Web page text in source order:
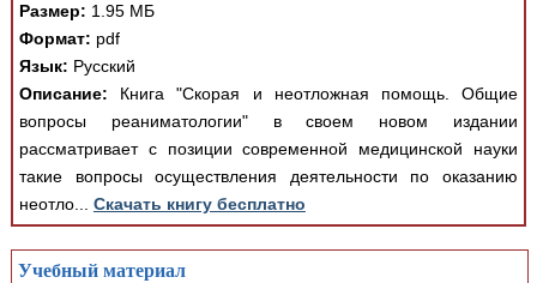
Размер: 1.95 МБ
Формат: pdf
Язык: Русский
Описание: Книга "Скорая и неотложная помощь. Общие
вопросы реаниматологии" в своем новом издании
рассматривает с позиции современной медицинской науки
такие вопросы осуществления деятельности по оказанию
неотло... Скачать книгу бесплатно
Учебный материал